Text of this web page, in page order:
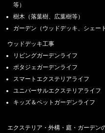
等）
樹木（落葉樹、広葉樹等）
ガーデン（ウッドデッキ、シェー
ウッドデッキ工事
リビングガーデンライフ
ポタジェガーデンライフ
スマートエクステリアライフ
ユニバーサルエクステリアライフ
キッズ＆ペットガーデンライフ
エクステリア・外構・庭・ガーデン